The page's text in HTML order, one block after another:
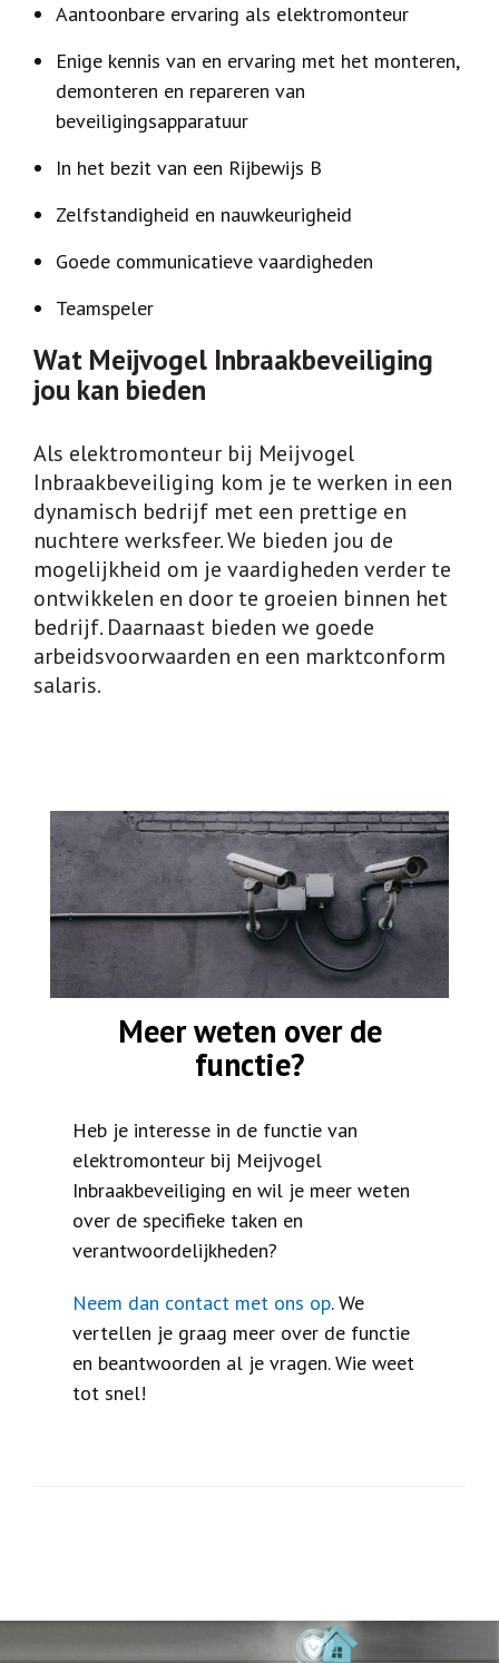
VACATURES
VACATURE: ELEKTROMONTEUR
VACATURE: TIMMERMAN
CONTACT
Aantoonbare ervaring als elektromonteur
Enige kennis van en ervaring met het monteren,
demonteren en repareren van
beveiligingsapparatuur
In het bezit van een Rijbewijs B
Zelfstandigheid en nauwkeurigheid
Goede communicatieve vaardigheden
Teamspeler
Wat Meijvogel Inbraakbeveiliging
jou kan bieden
Als elektromonteur bij Meijvogel
Inbraakbeveiliging kom je te werken in een
dynamisch bedrijf met een prettige en
nuchtere werksfeer. We bieden jou de
mogelijkheid om je vaardigheden verder te
ontwikkelen en door te groeien binnen het
bedrijf. Daarnaast bieden we goede
arbeidsvoorwaarden en een marktconform
salaris.
Meer weten over de
functie?
Heb je interesse in de functie van
elektromonteur bij Meijvogel
Inbraakbeveiliging en wil je meer weten
over de specifieke taken en
verantwoordelijkheden?
Neem dan contact met ons op. We
vertellen je graag meer over de functie
en beantwoorden al je vragen. Wie weet
tot snel!